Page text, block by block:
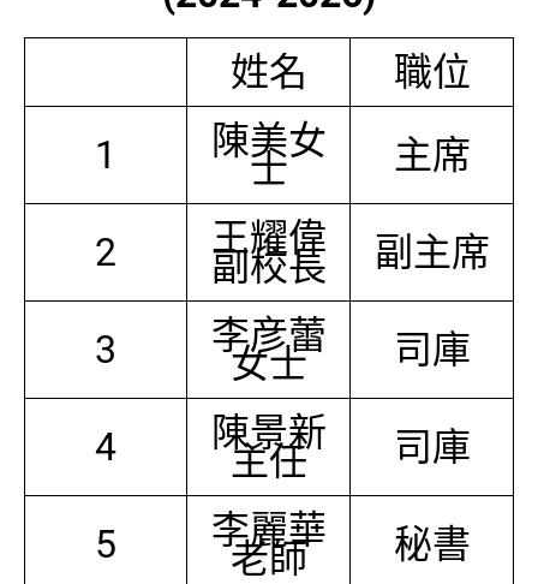
姓名
職位
1
陳美女
士 主席
2 王耀偉
副校長 副主席
3 李彦蕾
女士 司庫
4 陳景新
主任 司庫
5 李麗華
老師 秘書